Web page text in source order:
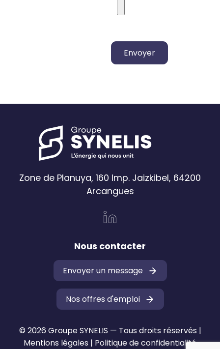
Zone de Planuya, 160 Imp. Jaizkibel, 64200
Arcangues
Nous contacter
Envoyer un message
Nos offres d'emploi
© 2026 Groupe SYNELIS — Tous droits réservés |
Mentions légales | Politique de confidentialité